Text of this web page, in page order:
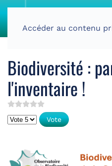
Accéder au contenu
Biodiversité :
l'inventaire !
Veuillez voter